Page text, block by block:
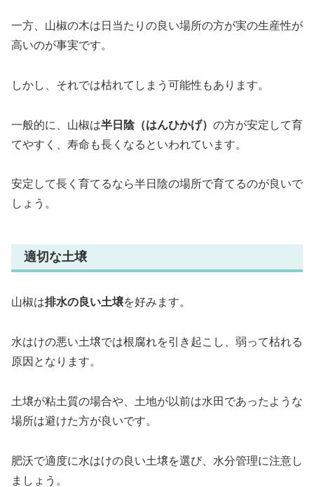
一方、山椒の木は日当たりの良い場所の方が実の生産性が
高いのが事実です。
しかし、それでは枯れてしまう可能性もあります。
一般的に、山椒は半日陰（はんひかげ） の方が安定して育
てやすく、寿命も長くなるといわれています。
安定して長く育てるなら半日陰の場所で育てるのが良いで
しょう。
適切な土壌
山椒は排水の良い土壌を好みます。
水はけの悪い土壌では根腐れを引き起こし、弱って枯れる
原因となります。
土壌が粘土質の場合や、土地が以前は水田であったような
場所は避けた方が良いです。
肥沃で適度に水はけの良い土壌を選び、水分管理に注意し
ましょう。